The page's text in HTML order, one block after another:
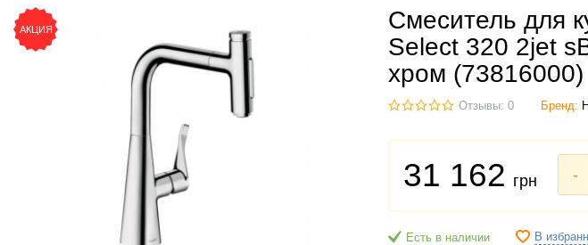
АКЦИЯ
Смеситель для
Select 320 2jet
хром (73816000)
Отзывы: 0 Бренд:
31 162 грн -
Есть в наличии В